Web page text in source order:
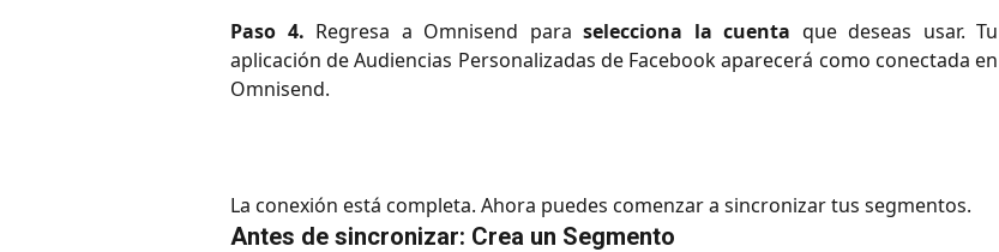
Paso 4. Regresa a Omnisend para selecciona la cuenta que deseas usar. Tu
aplicación de Audiencias Personalizadas de Facebook aparecerá como conectada en
Omnisend.
La conexión está completa. Ahora puedes comenzar a sincronizar tus segmentos.
Antes de sincronizar: Crea un Segmento